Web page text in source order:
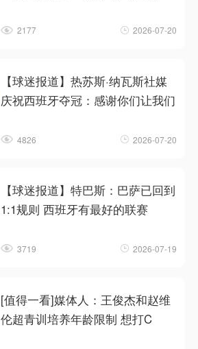
2177 2026-07-20
【球迷报道】热苏斯·纳瓦斯社媒
庆祝西班牙夺冠：感谢你们让我们
4826 2026-07-20
【球迷报道】特巴斯：巴萨已回到
1:1规则 西班牙有最好的联赛
3719 2026-07-19
[值得一看]媒体人：王俊杰和赵维
伦超青训培养年龄限制 想打C